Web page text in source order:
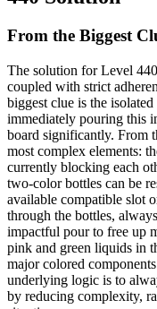
From the Biggest
The solution for Level
coupled with strict
biggest clue is the
immediately pouring this
board significantly. From
most complex elements:
currently blocking each
two-color bottles can be
available compatible slot
through the bottles,
impactful pour to free up
pink and green liquids in
major colored
underlying logic is to
by reducing complexity,